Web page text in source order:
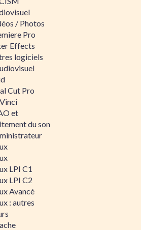
/ Photos
Pro
Effects
logiciels
Cut Pro
et
du son
LPI C1
LPI C2
Avancé
: autres